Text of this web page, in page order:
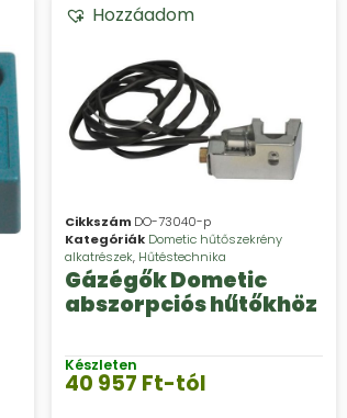
Hozzáadom
Cikkszám DO-73040-p
Kategóriák Dometic hűtőszekrény
alkatrészek, Hűtéstechnika
Gázégők Dometic
abszorpciós hűtőkhöz
Készleten
40 957 Ft-tól